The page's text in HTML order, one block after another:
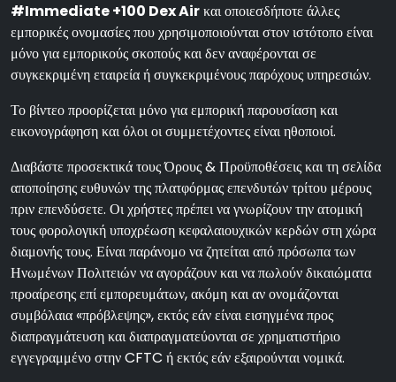
#Immediate +100 Dex Airκαι οποιεσδήποτε άλλες
εμπορικές ονομασίες που χρησιμοποιούνται στον ιστότοπο είναι
μόνο για εμπορικούς σκοπούς και δεν αναφέρονται σε
συγκεκριμένη εταιρεία ή συγκεκριμένους παρόχους υπηρεσιών.
Το βίντεο προορίζεται μόνο για εμπορική παρουσίαση και
εικονογράφηση και όλοι οι συμμετέχοντες είναι ηθοποιοί.
Διαβάστε προσεκτικά τους Όρους & Προϋποθέσεις και τη σελίδα
αποποίησης ευθυνών της πλατφόρμας επενδυτών τρίτου μέρους
πριν επενδύσετε. Οι χρήστες πρέπει να γνωρίζουν την ατομική
τους φορολογική υποχρέωση κεφαλαιουχικών κερδών στη χώρα
διαμονής τους. Είναι παράνομο να ζητείται από πρόσωπα των
Ηνωμένων Πολιτειών να αγοράζουν και να πωλούν δικαιώματα
προαίρεσης επί εμπορευμάτων, ακόμη και αν ονομάζονται
συμβόλαια «πρόβλεψης», εκτός εάν είναι εισηγμένα προς
διαπραγμάτευση και διαπραγματεύονται σε χρηματιστήριο
εγγεγραμμένο στην CFTC ή εκτός εάν εξαιρούνται νομικά.